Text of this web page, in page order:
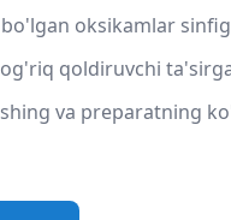
oksikamlar
qoldiruvchi
va preparatning